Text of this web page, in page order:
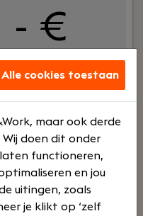
- €
3500
en
niet alleen om
Om ondernemers
die
toe strijden om de
Alle cookies toestaan
maar ook derde
doen dit onder
functioneren,
en jou
uitingen, zoals
je klikt op ‘zelf